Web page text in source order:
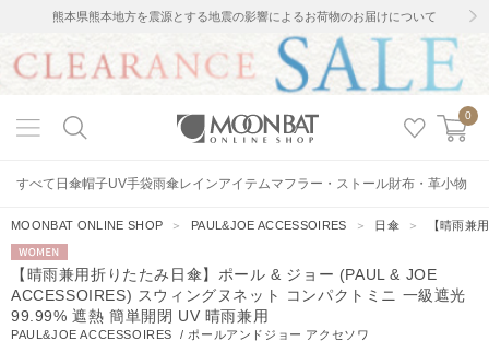
熊本県熊本地方を震源とする地震の影響によるお荷物のお届けについて
0
すべて 日傘帽子UV手袋雨傘レインアイテムマフラー・ストール財布・革小物
MOONBAT ONLINE SHOP ＞ PAUL&JOE ACCESSOIRES ＞ 日傘 ＞ 【晴雨兼
WOMEN
【晴雨兼用折りたたみ日傘】ポール & ジョー (PAUL & JOE
ACCESSOIRES) スウィングヌネット コンパクトミニ 一級遮光
99.99% 遮熱 簡単開閉 UV 晴雨兼用
PAUL&JOE ACCESSOIRES / ポールアンドジョー アクセソワ